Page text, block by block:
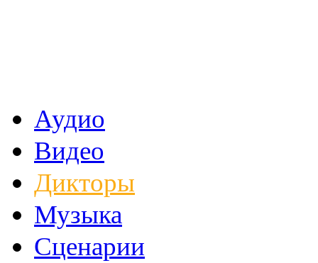
Аудио
Видео
Дикторы
Музыка
Сценарии